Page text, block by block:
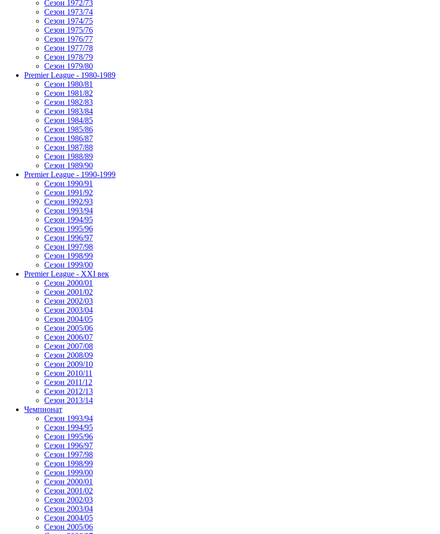
Сезон 1972/73
Сезон 1973/74
Сезон 1974/75
Сезон 1975/76
Сезон 1976/77
Сезон 1977/78
Сезон 1978/79
Сезон 1979/80
Premier League - 1980-1989
Сезон 1980/81
Сезон 1981/82
Сезон 1982/83
Сезон 1983/84
Сезон 1984/85
Сезон 1985/86
Сезон 1986/87
Сезон 1987/88
Сезон 1988/89
Сезон 1989/90
Premier League - 1990-1999
Сезон 1990/91
Сезон 1991/92
Сезон 1992/93
Сезон 1993/94
Сезон 1994/95
Сезон 1995/96
Сезон 1996/97
Сезон 1997/98
Сезон 1998/99
Сезон 1999/00
Premier League - XXI век
Сезон 2000/01
Сезон 2001/02
Сезон 2002/03
Сезон 2003/04
Сезон 2004/05
Сезон 2005/06
Сезон 2006/07
Сезон 2007/08
Сезон 2008/09
Сезон 2009/10
Сезон 2010/11
Сезон 2011/12
Сезон 2012/13
Сезон 2013/14
Чемпионат
Сезон 1993/94
Сезон 1994/95
Сезон 1995/96
Сезон 1996/97
Сезон 1997/98
Сезон 1998/99
Сезон 1999/00
Сезон 2000/01
Сезон 2001/02
Сезон 2002/03
Сезон 2003/04
Сезон 2004/05
Сезон 2005/06